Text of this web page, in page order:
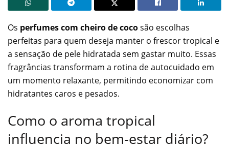
Os perfumes com cheiro de cocosão escolhas
perfeitas para quem deseja manter o frescor tropical e
a sensação de pele hidratada sem gastar muito. Essas
fragrâncias transformam a rotina de autocuidado em
um momento relaxante, permitindo economizar com
hidratantes caros e pesados.
Como o aroma tropical
influencia no bem-estar diário?